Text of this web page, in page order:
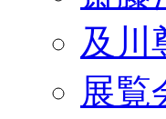
及川
展覧